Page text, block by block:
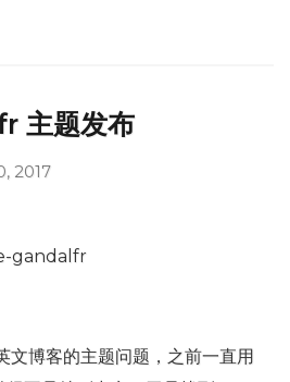
主题发布
2017
gandalfr
文博客的主题问题，之前一直用